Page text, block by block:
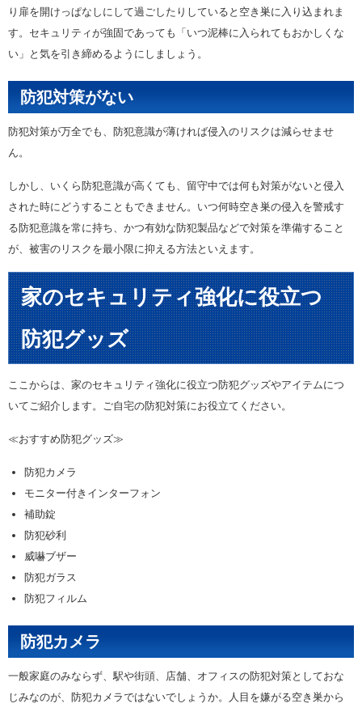
り扉を開けっぱなしにして過ごしたりしていると空き巣に入り込まれま
す。セキュリティが強固であっても「いつ泥棒に入られてもおかしくな
い」と気を引き締めるようにしましょう。
防犯対策がない
防犯対策が万全でも、防犯意識が薄ければ侵入のリスクは減らせませ
ん。
しかし、いくら防犯意識が高くても、留守中では何も対策がないと侵入
された時にどうすることもできません。いつ何時空き巣の侵入を警戒す
る防犯意識を常に持ち、かつ有効な防犯製品などで対策を準備すること
が、被害のリスクを最小限に抑える方法といえます。
家のセキュリティ強化に役立つ
防犯グッズ
ここからは、家のセキュリティ強化に役立つ防犯グッズやアイテムにつ
いてご紹介します。ご自宅の防犯対策にお役立てください。
≪おすすめ防犯グッズ≫
防犯カメラ
モニター付きインターフォン
補助錠
防犯砂利
威嚇ブザー
防犯ガラス
防犯フィルム
防犯カメラ
一般家庭のみならず、駅や街頭、店舗、オフィスの防犯対策としておな
じみなのが、防犯カメラではないでしょうか。人目を嫌がる空き巣から